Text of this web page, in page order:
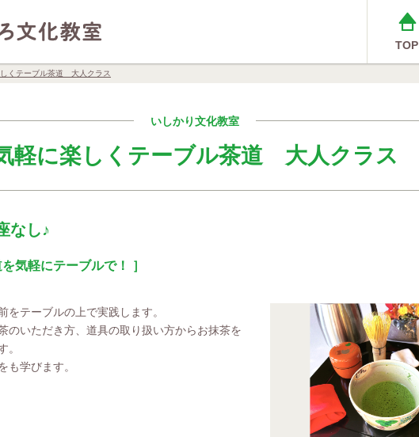
TOP
くテーブル茶道 大人クラス
いしかり文化教室
軽に楽しくテーブル茶道 大人クラス
なし♪
気軽にテーブルで！ ］
をテーブルの上で実践します。
のいただき方、道具の取り扱い方からお抹茶を
。
も学びます。